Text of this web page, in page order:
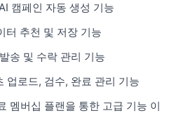
캠페인 자동 생성 기능
터 추천 및 저장 기능
송 및 수락 관리 기능
업로드, 검수, 완료 관리 기능
멤버십 플랜을 통한 고급 기능 이